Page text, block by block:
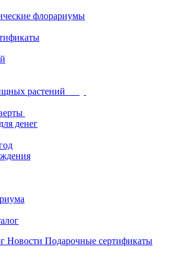
флорариумы
растений
денег
Новости Подарочные сертификаты